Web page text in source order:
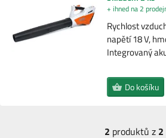
+ ihned na 2
Rychlost
napětí 18 V,
Integrovaný
Do košíku
2 produktů z 2